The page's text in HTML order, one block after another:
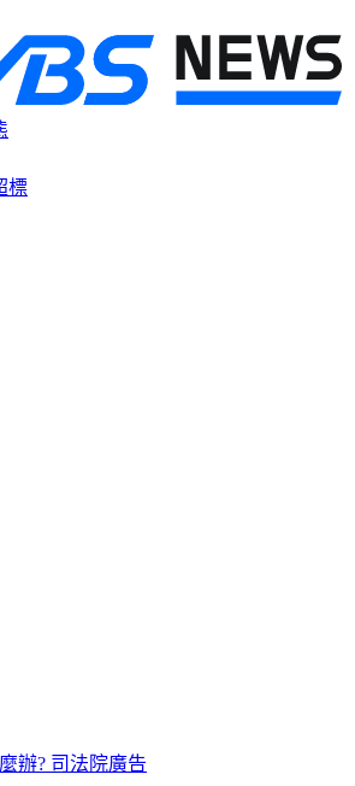
標
友！遭酸「被騙」首回應：到底被騙什